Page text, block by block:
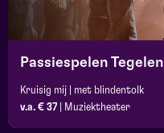
Passiespelen Tegelen
Kruisig mij | met blindentolk
v.a. € 37
Muziektheater